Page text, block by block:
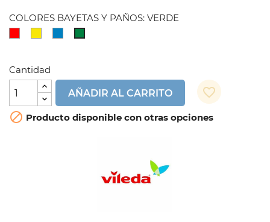
COLORES BAYETAS Y PAÑOS: VERDE
Cantidad
AÑADIR AL CARRITO
favorite_border
 Producto disponible con otras opciones